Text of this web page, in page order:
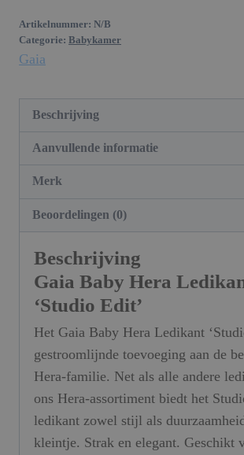
Artikelnummer: N/B
Categorie: Babykamer
Gaia
Beschrijving
Aanvullende informatie
Merk
Beoordelingen (0)
Beschrijving
Gaia Baby Hera
‘Studio Edit’
Het Gaia Baby Hera Ledikant
gestroomlijnde toevoeging aan de
Hera-familie. Net als alle andere
ons Hera-assortiment biedt het
ledikant zowel stijl als
kleintje. Strak en elegant. Geschikt